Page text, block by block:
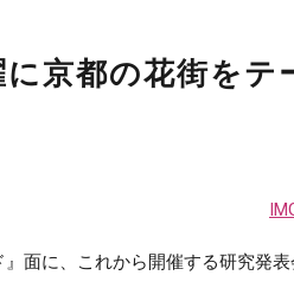
京都の花街を
面に、これから開催する研究発